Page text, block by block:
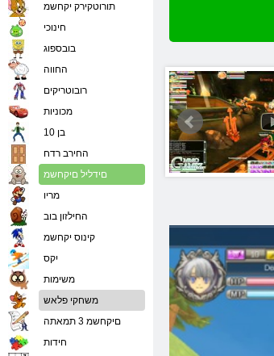
תורוטקירק יקחשמ
חינוכי
בובספוג
החווה
רובוטריקים
מכוניות
בן 10
החירב רדח
םידליל םיקחשמ
מריו
החילזון בוב
קינוס יקחשמ
יִקס
משימות
משחקי פלאש
םיקחשמ 3 תמאתה
חידות